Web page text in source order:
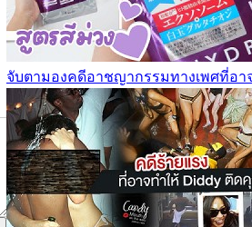
จับตามองคดีอาชญากรรมทางเพศที่อา